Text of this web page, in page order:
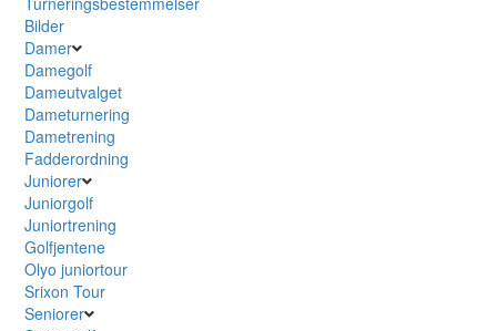
Bilder
Damer
Damegolf
Dameutvalget
Dameturnering
Dametrening
Fadderordning
Juniorer
Juniorgolf
Juniortrening
Golfjentene
Olyo juniortour
Srixon Tour
Seniorer